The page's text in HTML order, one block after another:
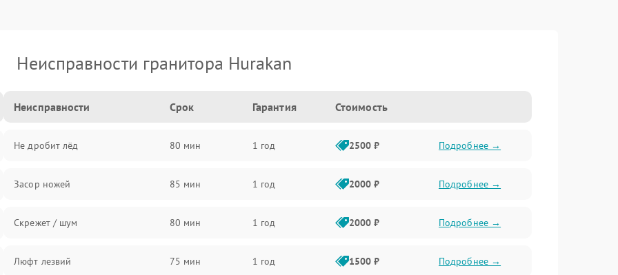
Неисправности гранитора Hurakan
Неисправности Срок Гарантия Стоимость
Не дробит лёд 80 мин 1 год 2500 ₽ Подробнее →
Засор ножей 85 мин 1 год 2000 ₽ Подробнее →
Скрежет / шум 80 мин 1 год 2000 ₽ Подробнее →
Люфт лезвий 75 мин 1 год 1500 ₽ Подробнее →